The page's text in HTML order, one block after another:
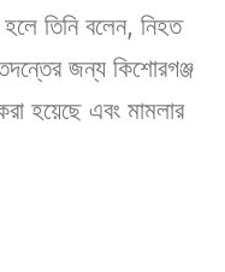
তিনি বলেন, নিহত
জন্য কিশোরগঞ্জ
হয়েছে এবং মামলার